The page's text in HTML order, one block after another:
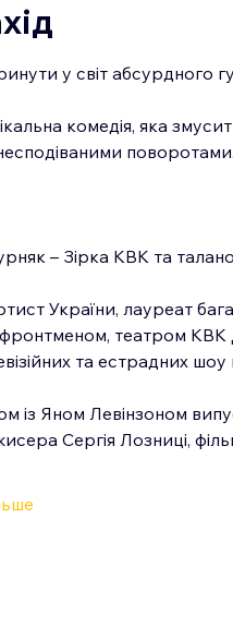
у світ абсурдного
комедія, яка
поворотами.
– Зірка КВК та
України, лауреат
театром КВК
та естрадних шоу
із Яном Левінзоном
Сергія Лозниці,